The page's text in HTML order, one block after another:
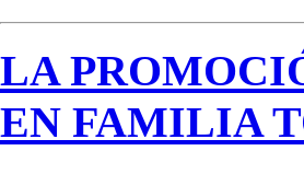
LA
EN FAMILIA